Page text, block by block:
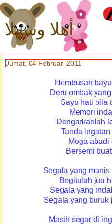
أهلا وسهلا
Jumat, 04 Februari 2011
Hembusan
Deru ombak
Sayu hati bila
Memori
Dengarkanlah
Tanda
Moga abadi
Bersemi
Segala yang
Begitulah jua
Segala yang
Segala yang buruk
Masih segar di